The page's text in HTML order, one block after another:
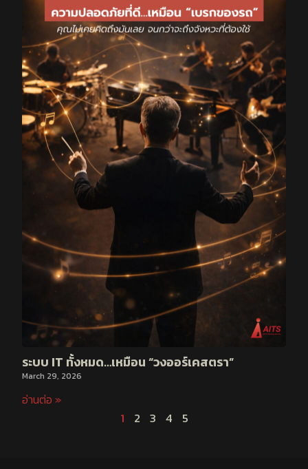
ระบบ IT ทั้งหมด…เหมือน “วงออร์เคสตรา”
March 29, 2026
อ่านต่อ »
1 2 3 4 5